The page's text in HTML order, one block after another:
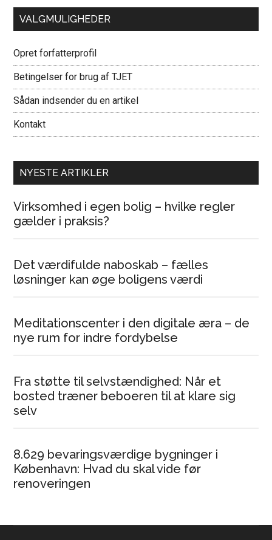
VALGMULIGHEDER
Opret forfatterprofil
Betingelser for brug af TJET
Sådan indsender du en artikel
Kontakt
NYESTE ARTIKLER
Virksomhed i egen bolig – hvilke regler
gælder i praksis?
Det værdifulde naboskab – fælles
løsninger kan øge boligens værdi
Meditationscenter i den digitale æra – de
nye rum for indre fordybelse
Fra støtte til selvstændighed: Når et
bosted træner beboeren til at klare sig
selv
8.629 bevaringsværdige bygninger i
København: Hvad du skal vide før
renoveringen